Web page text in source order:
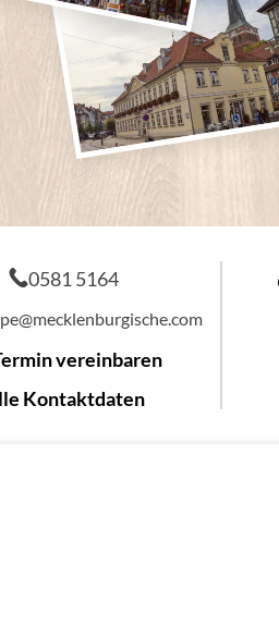
0581 5164
vereinbaren
Kontaktdaten